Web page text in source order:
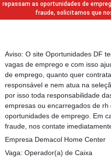
repassam as oportunidades de
fraude, solicitamos que
Aviso: O site Oportunidades DF
vagas de emprego e com isso
de emprego, quanto quer
responsável e nem atua na
por isso toda responsabilidade
empresas ou encarregados de
oportunidades de emprego. Em
fraude, nos contate
Empresa Demacol Home Center
Vaga: Operador(a) de Caixa